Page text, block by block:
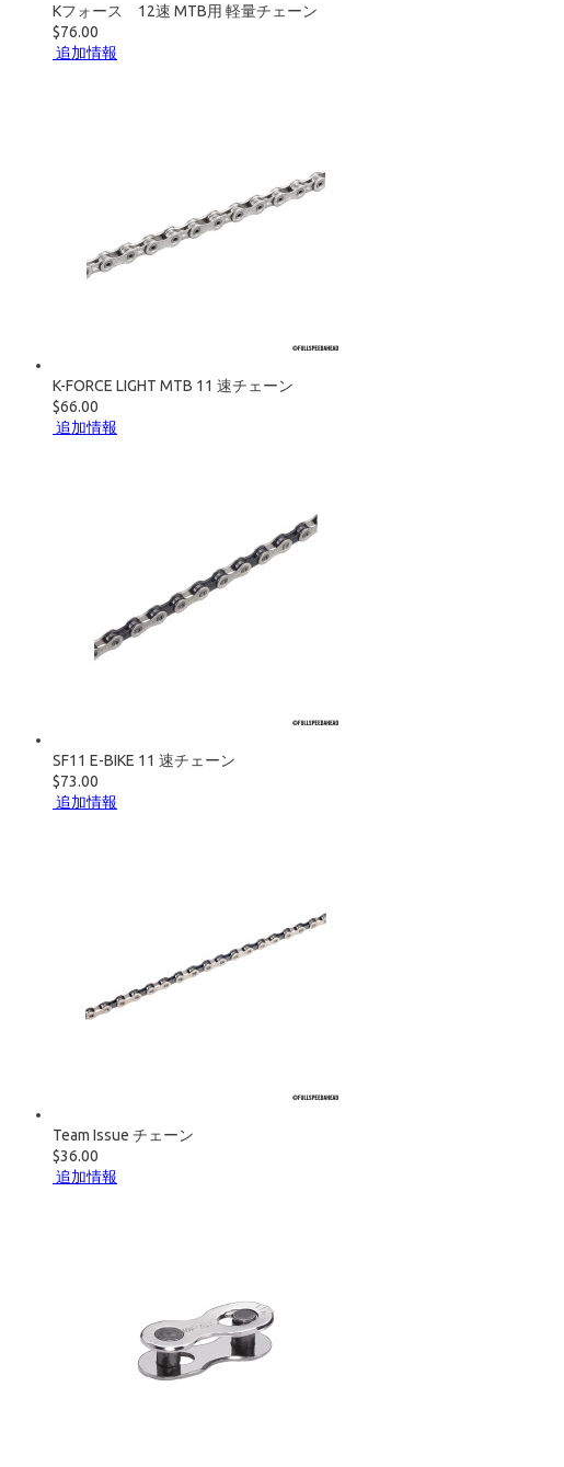
Kフォース 12速 MTB用 軽量チェーン
$76.00
追加情報
K-FORCE LIGHT MTB 11 速チェーン
$66.00
追加情報
SF11 E-BIKE 11 速チェーン
$73.00
追加情報
Team Issue チェーン
$36.00
追加情報